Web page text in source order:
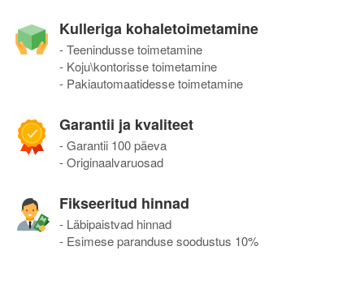
Kulleriga kohaletoimetamine
- Teenindusse toimetamine
- Koju\kontorisse toimetamine
- Pakiautomaatidesse toimetamine
Garantii ja kvaliteet
- Garantii 100 päeva
- Originaalvaruosad
Fikseeritud hinnad
- Läbipaistvad hinnad
- Esimese paranduse soodustus 10%